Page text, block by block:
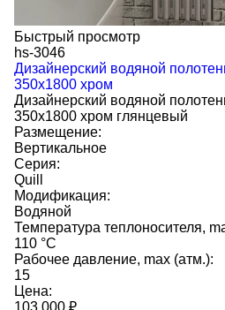
Быстрый просмотр
hs-3046
Дизайнерский водяной
350x1800 хром
Дизайнерский водяной
350x1800 хром глянцевый
Размещение:
Вертикальное
Серия:
Quill
Модификация:
Водяной
Температура теплоносителя,
110 °C
Рабочее давление, max (атм.):
15
Цена:
103 000 ₽